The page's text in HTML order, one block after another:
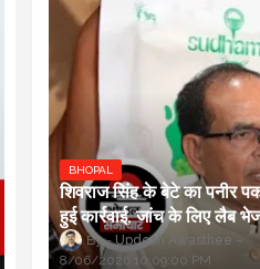
BHOPAL
शिवराज सिंह के बेटे का पनीर
हुई कार्रवाई, जांच के लिए लैब
Updesh Awasthee
8/06/2026 10:09:00 PM